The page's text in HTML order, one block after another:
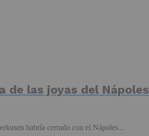
de las joyas del Nápoles
habría cerrado con el Nápoles...